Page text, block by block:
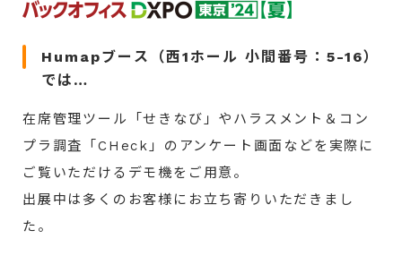
Humapブース（西1ホール 小間番号：5-16）
では…
在席管理ツール「せきなび」やハラスメント＆コン
プラ調査「CHeck」のアンケート画面などを実際に
ご覧いただけるデモ機をご用意。
出展中は多くのお客様にお立ち寄りいただきまし
た。